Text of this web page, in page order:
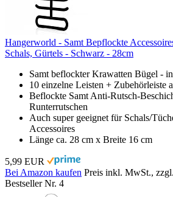
Hangerworld - Samt Bepflockte
Schals, Gürtels - Schwarz - 28cm
Samt beflockter Krawatten Bügel -
10 einzelne Leisten + Zubehörleiste
Beflockte Samt Anti-Rutsch-
Runterrutschen
Auch super geeignet für Schals/
Accessoires
Länge ca. 28 cm x Breite 16 cm
5,99 EUR
Bei Amazon kaufen Preis inkl. MwSt.,
Bestseller Nr. 4